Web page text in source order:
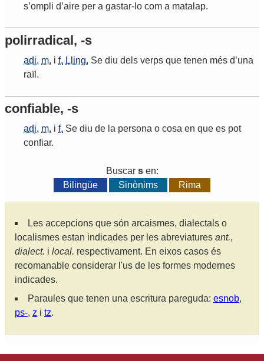
s’ompli d’aire per a gastar- lo com a matalap.
polirradical, -s
adj. m. i f. Lling. Se diu dels verps que tenen més d’una
raïl .
confiable, -s
adj. m. i f. Se diu de la persona o cosa en que es pot
confiar.
Buscar sen:
Bilingüe
Sinònims Rima
Les accepcions que són arcaismes, dialectals o
localismes estan indicades per les abreviatures ant.,
dialect. i local. respectivament. En eixos casos és
recomanable considerar l'us de les formes modernes
indicades.
Paraules que tenen una escritura pareguda: esnob,
ps-, z i tz.